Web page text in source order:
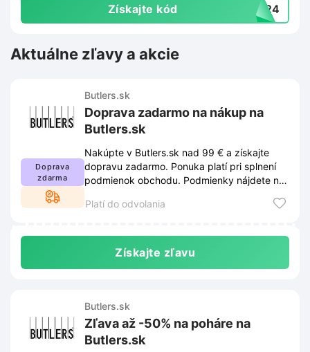
Získajte kód CK24
Aktuálne zľavy a akcie
Doprava
zdarma
Butlers.sk
Doprava zadarmo na nákup na
Butlers.sk
Nakúpte v Butlers.sk nad 99 € a získajte
dopravu zadarmo. Ponuka platí pri splnení
podmienok obchodu. Podmienky nájdete na
Platí do odvolania
Získajte zľavu
Butlers.sk
Zľava až -50% na poháre na
Butlers.sk